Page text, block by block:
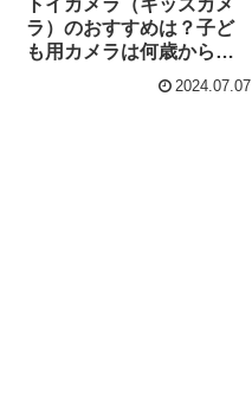
ラ）のおすすめは？子ど
も用カメラは何歳から使
2024.07.07